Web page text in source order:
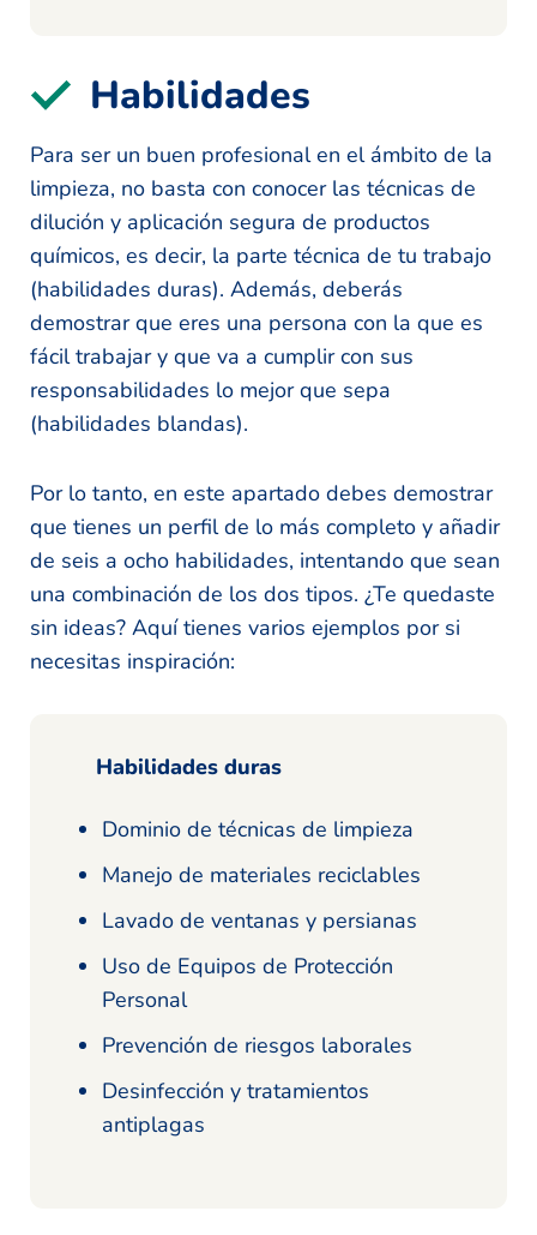
Habilidades
Para ser un buen profesional en el ámbito de la
limpieza, no basta con conocer las técnicas de
dilución y aplicación segura de productos
químicos, es decir, la parte técnica de tu trabajo
(habilidades duras). Además, deberás
demostrar que eres una persona con la que es
fácil trabajar y que va a cumplir con sus
responsabilidades lo mejor que sepa
(habilidades blandas).
Por lo tanto, en este apartado debes demostrar
que tienes un perfil de lo más completo y añadir
de seis a ocho habilidades, intentando que sean
una combinación de los dos tipos. ¿Te quedaste
sin ideas? Aquí tienes varios ejemplos por si
necesitas inspiración:
Habilidades duras
Dominio de técnicas de limpieza
Manejo de materiales reciclables
Lavado de ventanas y persianas
Uso de Equipos de Protección
Personal
Prevención de riesgos laborales
Desinfección y tratamientos
antiplagas